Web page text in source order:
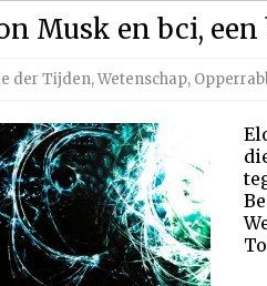
Musk en bci,
der Tijden,Wetenschap,